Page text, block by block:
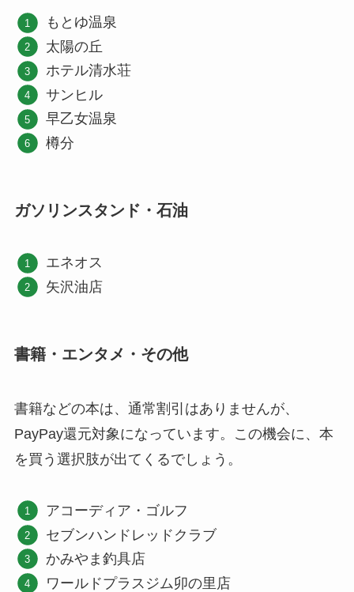
もとゆ温泉
太陽の丘
ホテル清水荘
サンヒル
早乙女温泉
樽分
ガソリンスタンド・石油
エネオス
矢沢油店
書籍・エンタメ・その他
書籍などの本は、通常割引はありませんが、
PayPay還元対象になっています。この機会に、本
を買う選択肢が出てくるでしょう。
アコーディア・ゴルフ
セブンハンドレッドクラブ
かみやま釣具店
ワールドプラスジム卯の里店